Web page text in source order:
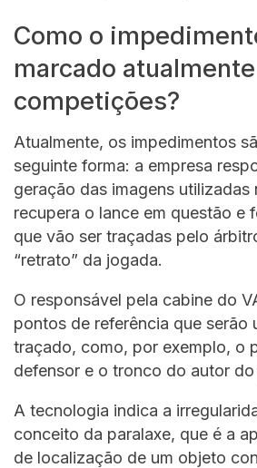
Como o
marcado
competições?
Atualmente, os impedimentos
seguinte forma: a empresa
geração das imagens utilizadas
recupera o lance em questão e
que vão ser traçadas pelo
“retrato” da jogada.
O responsável pela cabine do
pontos de referência que serão
traçado, como, por exemplo, o
defensor e o tronco do autor do
A tecnologia indica a
conceito da paralaxe, que é a
de localização de um objeto